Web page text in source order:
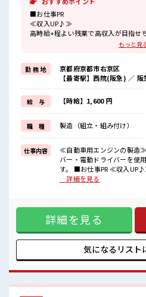
■お仕事PR
≪収入UP♪≫
高時給+程よい残業で高収入が目指せ
≪ヘアカラーOKで自由な雰囲気の職
(規定有)≪機能的な制服アリ≫
制服があるので毎日の服装の悩み解消♪
≪無料駐車場あり≫
マイカー通勤もOK！
≪食堂あり≫
カフェテリア形式になっていておしゃ
■職場の雰囲気
派手すぎなければ多少のヘアカラー
しっかり休める休憩室あり！
オンオフの切替もできちゃう！
ロッカーあり！
安心してお仕事に集中♪
もっと見
勤 務 地
京都府京都市右京区
【最寄駅】西院(阪急) ／
給 与 【時給】1,600 円
職 種 製造（組立・組み付け）
仕事内容
≪自動車用エンジンの製造
バー・電動ドライバーを使
す。 ■お仕事PR ≪収入UP♪≫ 高時給+程よい残業で高収入が
目指せちゃう♪ ≪ヘアカラ
駐車場あり≫ マイカー通勤
ア形式になっていておしゃれで
囲気 派手すぎなければ多少
Point☆ しっかり休める休憩
ちゃう！ ロッカーあり！
…詳細を見る
詳細を見る
気になるリスト